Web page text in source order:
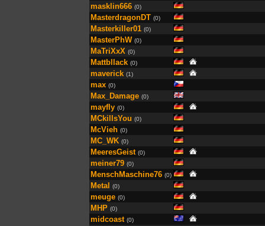
masklin666 (0)
MasterdragonDT (0)
Masterkiller01 (0)
MasterPhW (0)
MaTriXxX (0)
Mattbllack (0)
maverick (1)
max (0)
Max_Damage (0)
mayfly (0)
MCkillsYou (0)
McVieh (0)
MC_WK (0)
MeeresGeist (0)
meiner79 (0)
MenschMaschine76 (0)
Metal (0)
meuge (0)
MHP (0)
midcoast (0)